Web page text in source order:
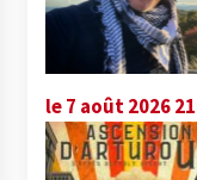
le 7 août 2026